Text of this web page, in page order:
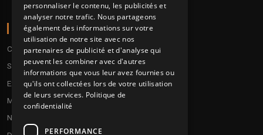
A PROPOS
Conditions
Service client
Expédition & retours
Modes de paiement
Notre programme de fidélité
personnaliser le contenu, les publicités et
analyser notre trafic. Nous partageons
également des informations sur votre
utilisation de notre site avec nos
partenaires de publicité et d'analyse qui
peuvent les combiner avec d'autres
informations que vous leur avez fournies ou
qu'ils ont collectées lors de votre utilisation
de leurs services. Politique de
confidentialité
PERFORMANCE